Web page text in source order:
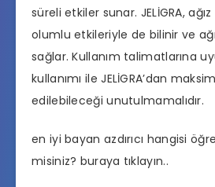
süreli etkiler sunar. JELİGRA,
olumlu etkileriyle de bilinir ve
sağlar. Kullanım talimatlarına
kullanımı ile JELİGRA’dan
edilebileceği unutulmamalıdır.
en iyi bayan azdırıcı hangisi
misiniz? buraya tıklayın..